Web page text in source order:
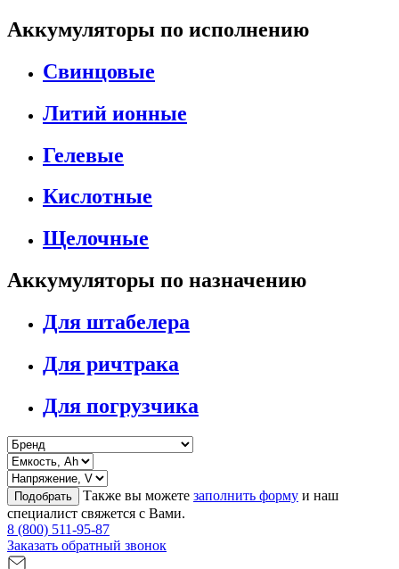
Аккумуляторы по исполнению
Свинцовые
Литий ионные
Гелевые
Кислотные
Щелочные
Аккумуляторы по назначению
Для штабелера
Для ричтрака
Для погрузчика
Подобрать Также вы можете заполнить форму и наш
специалист свяжется с Вами.
8 (800) 511-95-87
Заказать обратный звонок